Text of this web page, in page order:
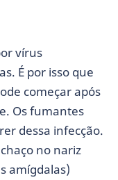
vírus
É por isso que
começar após
Os fumantes
dessa infecção.
no nariz
amígdalas)